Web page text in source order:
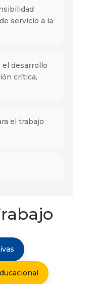
servicio a la
desarrollo
crítica,
el trabajo